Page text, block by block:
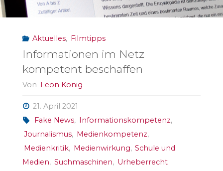
Aktuelles, Filmtipps
Informationen im Netz
kompetent beschaffen
Von Leon König
21. April 2021
Fake News, Informationskompetenz,
Journalismus, Medienkompetenz,
Medienkritik, Medienwirkung, Schule und
Medien, Suchmaschinen, Urheberrecht